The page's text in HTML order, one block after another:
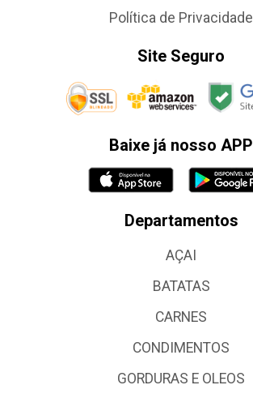
Política de Privacidade
Site Seguro
Baixe já nosso APP
Departamentos
AÇAI
BATATAS
CARNES
CONDIMENTOS
GORDURAS E OLEOS